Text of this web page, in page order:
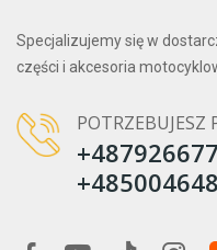
Specjalizujemy się w
części i akcesoria
POTRZEBUJESZ